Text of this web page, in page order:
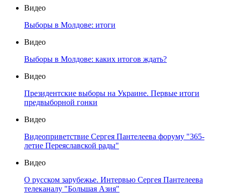
Видео
Выборы в Молдове: итоги
Видео
Выборы в Молдове: каких итогов ждать?
Видео
Президентские выборы на Украине. Первые итоги
предвыборной гонки
Видео
Видеоприветствие Сергея Пантелеева форуму "365-
летие Переяславской рады"
Видео
О русском зарубежье. Интервью Сергея Пантелеева
телеканалу "Большая Азия"